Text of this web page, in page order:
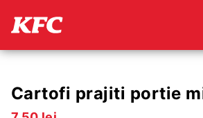
Cartofi prajiti portie